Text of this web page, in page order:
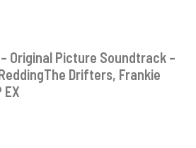
Original Picture Soundtrack –
Drifters, Frankie
EX